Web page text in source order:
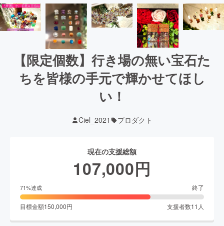
【限定個数】行き場の無い宝石た
ちを皆様の手元で輝かせてほし
い！
Ciel_2021 プロダクト
現在の支援総額
107,000円
71%達成 終了
目標金額150,000円 支援者数11 人